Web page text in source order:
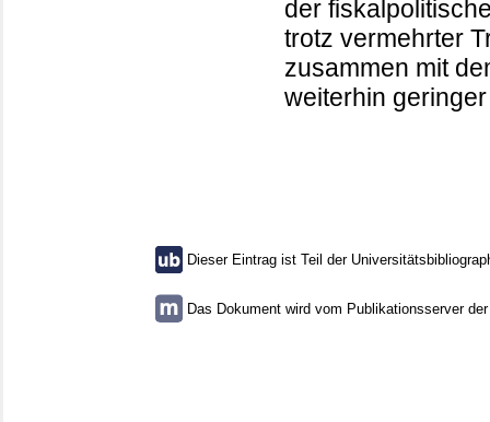
der
trotz vermehrter
zusammen mit
weiterhin
Dieser Eintrag ist Teil der
Das Dokument wird vom Publikationsserver